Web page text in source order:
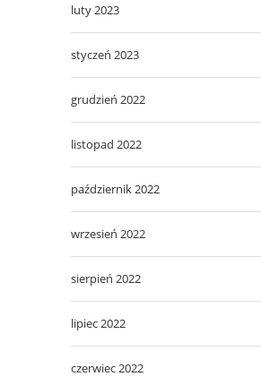
luty 2023
styczeń 2023
grudzień 2022
listopad 2022
październik 2022
wrzesień 2022
sierpień 2022
lipiec 2022
czerwiec 2022